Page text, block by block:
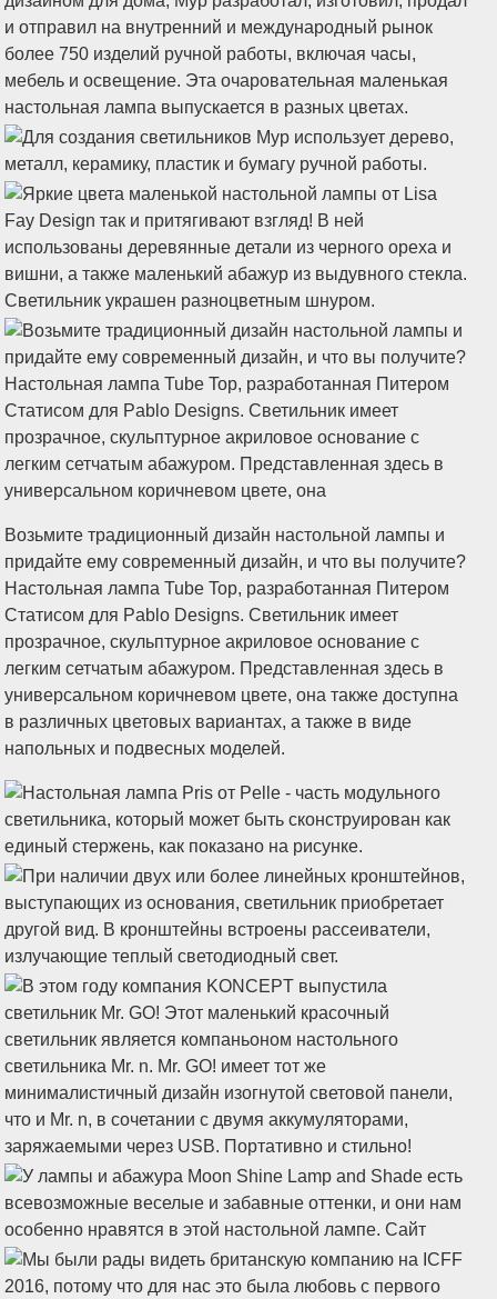
Возьмите традиционный дизайн настольной лампы и
придайте ему современный дизайн, и что вы получите?
Настольная лампа Tube Top, разработанная Питером
Статисом для Pablo Designs. Светильник имеет
прозрачное, скульптурное акриловое основание с
легким сетчатым абажуром. Представленная здесь в
универсальном коричневом цвете, она также доступна
в различных цветовых вариантах, а также в виде
напольных и подвесных моделей.